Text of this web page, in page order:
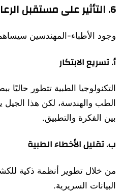
6. التأثير على مستقبل الرعاية الصحية
وجود الأطباء-المهندسين
أ. تسريع الابتكار
التكنولوجيا الطبية تتطور
الطب والهندسة، لكن هذا
بين الفكرة والتطبيق.
ب. تقليل الأخطاء الطبية
من خلال تطوير أنظمة ذكية
البيانات السريرية.